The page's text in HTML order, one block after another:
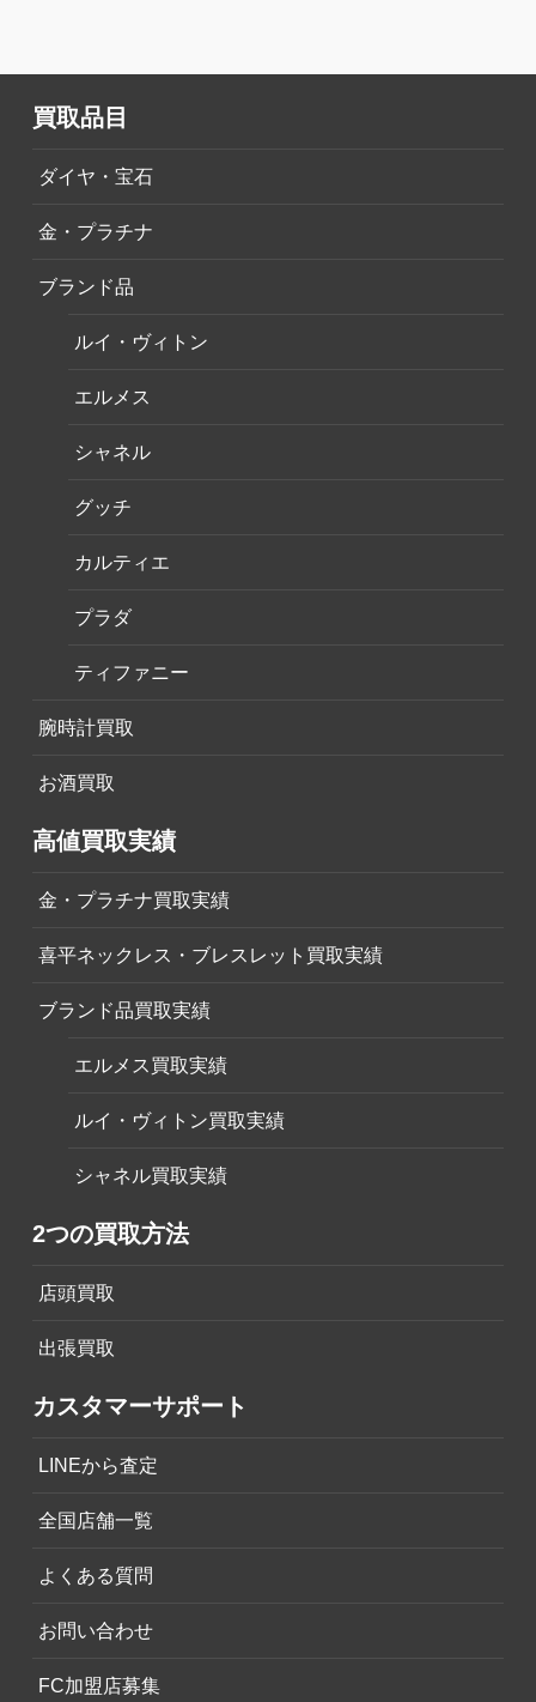
買取品目
ダイヤ・宝石
金・プラチナ
ブランド品
ルイ・ヴィトン
エルメス
シャネル
グッチ
カルティエ
プラダ
ティファニー
腕時計買取
お酒買取
高値買取実績
金・プラチナ買取実績
喜平ネックレス・ブレスレット買取実績
ブランド品買取実績
エルメス買取実績
ルイ・ヴィトン買取実績
シャネル買取実績
2つの買取方法
店頭買取
出張買取
カスタマーサポート
LINEから査定
全国店舗一覧
よくある質問
お問い合わせ
FC加盟店募集